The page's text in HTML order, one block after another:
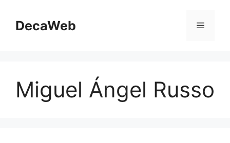
contenido
DecaWeb Menú
Miguel Ángel Russo